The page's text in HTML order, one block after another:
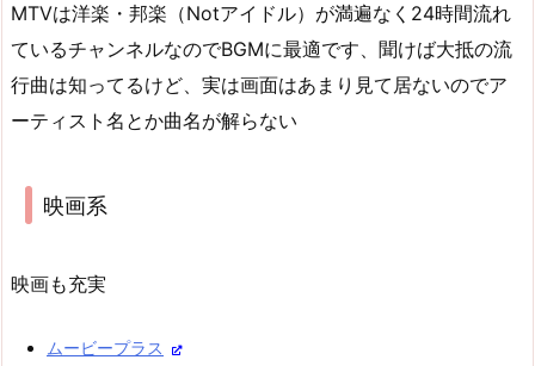
MTVは洋楽・邦楽（Notアイドル）が満遍なく24時間流れ
ているチャンネルなのでBGMに最適です、聞けば大抵の流
行曲は知ってるけど、実は画面はあまり見て居ないのでア
ーティスト名とか曲名が解らない
映画系
映画も充実
ムービープラス